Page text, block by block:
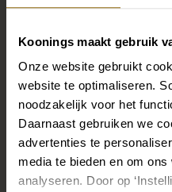
Koonings maakt gebruik
Onze website gebruikt
website te optimaliseren.
noodzakelijk voor het
Daarnaast gebruiken we
advertenties te
media te bieden en om
analyseren. Door op
Die perfekten
Hochzeitskleid, aber
Ohrringe, die genau zu
ein wunderschöner
Haarnadel für deine
mit passenden
großen Accessoire-Shop